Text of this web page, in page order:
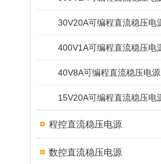
30V20A可编程直流稳压电
400V1A可编程直流稳压电
40V8A可编程直流稳压电源
15V20A可编程直流稳压电
程控直流稳压电源
数控直流稳压电源